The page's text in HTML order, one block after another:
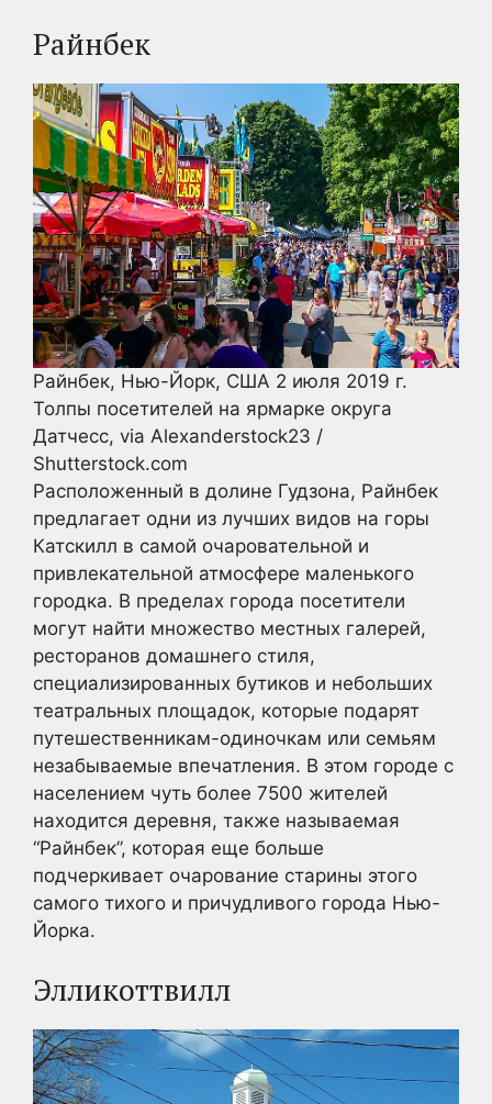
Райнбек
Райнбек, Нью-Йорк, США 2 июля 2019 г.
Толпы посетителей на ярмарке округа
Датчесс, via Alexanderstock23 /
Shutterstock.com
Расположенный в долине Гудзона, Райнбек
предлагает одни из лучших видов на горы
Катскилл в самой очаровательной и
привлекательной атмосфере маленького
городка. В пределах города посетители
могут найти множество местных галерей,
ресторанов домашнего стиля,
специализированных бутиков и небольших
театральных площадок, которые подарят
путешественникам-одиночкам или семьям
незабываемые впечатления. В этом городе с
населением чуть более 7500 жителей
находится деревня, также называемая
“Райнбек”, которая еще больше
подчеркивает очарование старины этого
самого тихого и причудливого города Нью-
Йорка.
Элликоттвилл